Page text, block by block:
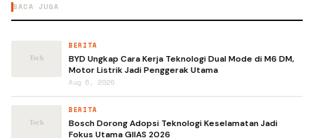
BACA JUGA
BERITA
BYD Ungkap Cara Kerja Teknologi Dual Mode di M6 DM,
Motor Listrik Jadi Penggerak Utama
Aug 6, 2026
BERITA
Bosch Dorong Adopsi Teknologi Keselamatan Jadi
Fokus Utama GIIAS 2026